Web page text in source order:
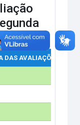
DAS AVALIAÇÕES